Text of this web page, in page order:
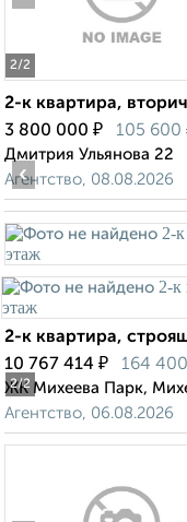
2/2
2-к квартира,
3 800 000 ₽ 105 600
Дмитрия Ульянова 22
Агентство, 08.08.2026
2/2
‹
2-к квартира,
10 767 414 ₽ 164 400
ЖК Михеева Парк,
Агентство, 06.08.2026